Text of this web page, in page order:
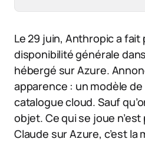
Le 29 juin, Anthropic a fait
disponibilité générale
hébergé sur Azure.
apparence : un modèle
catalogue cloud. Sauf
objet. Ce qui se joue
Claude sur Azure, c’est la